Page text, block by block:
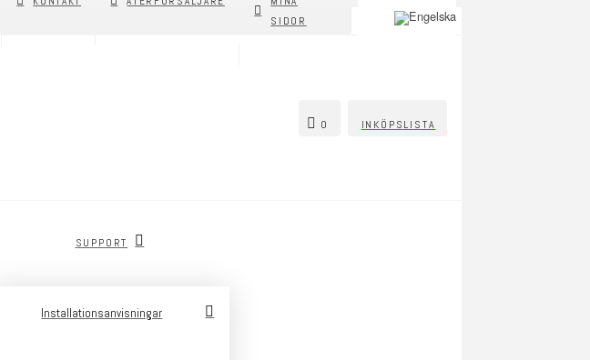
SIDOR
0 INKÖPSLISTA
SUPPORT
Installationsanvisningar